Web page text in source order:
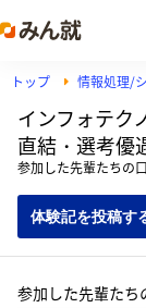
トップ 情報処理/
インフォテク
直結・選考優
参加した先輩たちの
体験記を投稿す
参加した先輩たち